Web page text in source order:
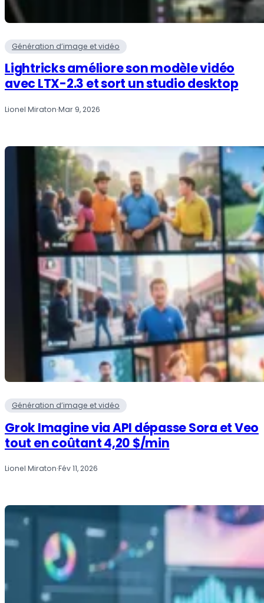
Génération d’image et vidéo
Lightricks améliore son modèle vidéo
avec LTX-2.3 et sort un studio desktop
Lionel Miraton·Mar 9, 2026
Génération d’image et vidéo
Grok Imagine via API dépasse Sora et Veo
tout en coûtant 4,20 $/min
Lionel Miraton·Fév 11, 2026